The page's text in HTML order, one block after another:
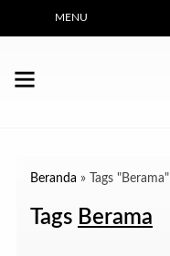
MENU
Beranda » Tags "Berama"
Tags Berama